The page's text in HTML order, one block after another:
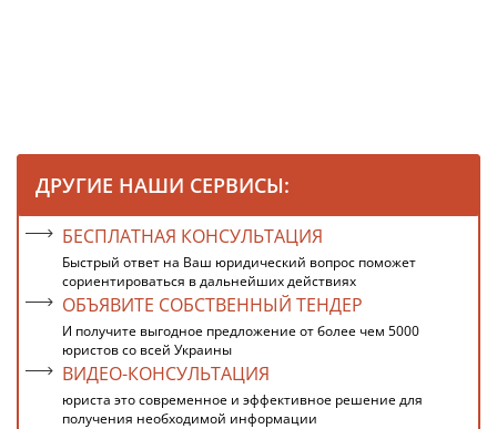
ДРУГИЕ НАШИ СЕРВИСЫ:
БЕСПЛАТНАЯ КОНСУЛЬТАЦИЯ
Быстрый ответ на Ваш юридический вопрос поможет
сориентироваться в дальнейших действиях
ОБЪЯВИТЕ СОБСТВЕННЫЙ ТЕНДЕР
И получите выгодное предложение от более чем 5000
юристов со всей Украины
ВИДЕО-КОНСУЛЬТАЦИЯ
юриста это современное и эффективное решение для
получения необходимой информации